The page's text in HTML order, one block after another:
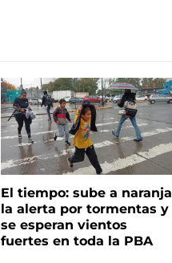
El tiempo: sube a naranja
la alerta por tormentas y
se esperan vientos
fuertes en toda la PBA